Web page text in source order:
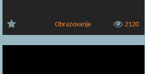
Obrazovanje 2120